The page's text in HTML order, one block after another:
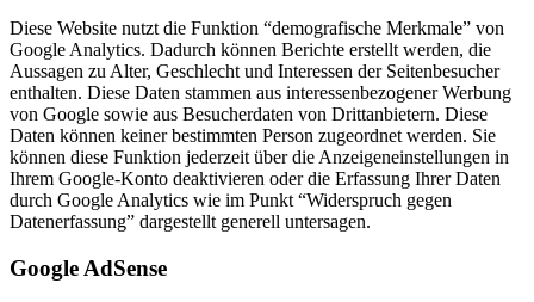
Diese Website nutzt die Funktion “demografische Merkmale” von
Google Analytics. Dadurch können Berichte erstellt werden, die
Aussagen zu Alter, Geschlecht und Interessen der Seitenbesucher
enthalten. Diese Daten stammen aus interessenbezogener Werbung
von Google sowie aus Besucherdaten von Drittanbietern. Diese
Daten können keiner bestimmten Person zugeordnet werden. Sie
können diese Funktion jederzeit über die Anzeigeneinstellungen in
Ihrem Google-Konto deaktivieren oder die Erfassung Ihrer Daten
durch Google Analytics wie im Punkt “Widerspruch gegen
Datenerfassung” dargestellt generell untersagen.
Google AdSense